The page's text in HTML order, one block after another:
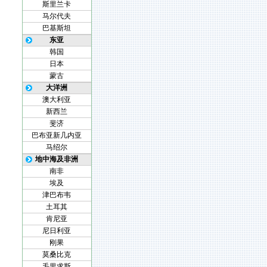
斯里兰卡
马尔代夫
巴基斯坦
东亚
韩国
日本
蒙古
大洋洲
澳大利亚
新西兰
斐济
巴布亚新几内亚
马绍尔
地中海及非洲
南非
埃及
津巴布韦
土耳其
肯尼亚
尼日利亚
刚果
莫桑比克